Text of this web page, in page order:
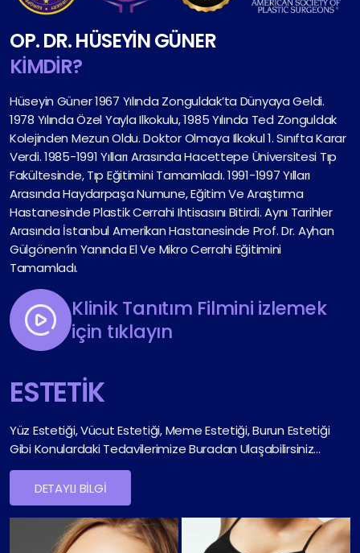
OP. DR. HÜSEYIN GÜNER
KIMDIR?
Hüseyin Güner 1967 Yılında Zonguldak’ta Dünyaya Geldi.
1978 Yılında Özel Yayla Ilkokulu, 1985 Yılında Ted Zonguldak
Kolejinden Mezun Oldu. Doktor Olmaya Ilkokul 1. Sınıfta Karar
Verdi. 1985-1991 Yılları Arasında Hacettepe Üniversitesi Tıp
Fakültesinde, Tıp Eğitimini Tamamladı. 1991-1997 Yılları
Arasında Haydarpaşa Numune, Eğitim Ve Araştırma
Hastanesinde Plastik Cerrahi Ihtisasını Bitirdi. Aynı Tarihler
Arasında İstanbul Amerikan Hastanesinde Prof. Dr. Ayhan
Gülgönen’in Yanında El Ve Mikro Cerrahi Eğitimini
Tamamladı.
Klinik Tanıtım Filmini izlemek
için tıklayın
ESTETİK
Yüz Estetiği, Vücut Estetiği, Meme Estetiği, Burun Estetiği
Gibi Konulardaki Tedavilerimize Buradan Ulaşabilirsiniz...
DETAYLI BİLGİ